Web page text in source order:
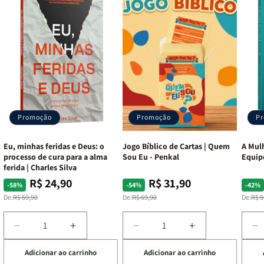
Promoção
Eu, minhas feridas e Deus: o
processo de cura para a alma
ferida | Charles Silva
-58%
Preço
normal
De:R$ 59,90
Preço
promocional
R$ 24,90
Diminuir
a
quantidade
Aumentar
a
quantidade
Adicionar ao carrinho
Promoção
Jogo Bíblico de Cartas | Quem
Sou Eu - Penkal
-54%
Preço
normal
De:R$ 69,90
Preço
promocional
R$ 31,90
Diminuir
a
quantidade
Aumentar
a
quantidade
Adicionar ao carrinho
A
-42%
De:R$
a